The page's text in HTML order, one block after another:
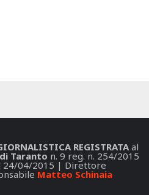
REGISTRATAal
Taranto n. 9 reg. n. 254/2015
24/04/2015 | Direttore
Matteo Schinaia